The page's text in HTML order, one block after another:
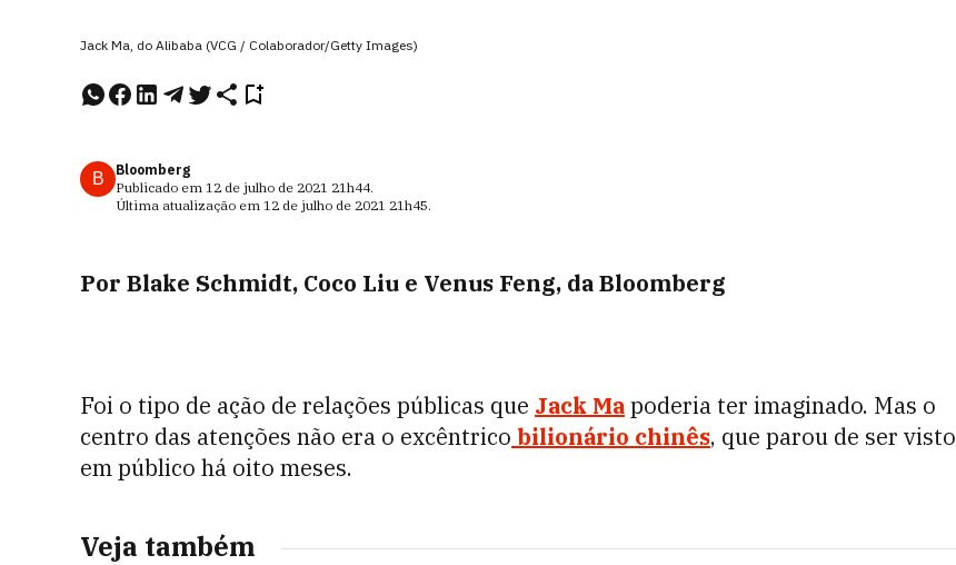
Jack Ma, do Alibaba (VCG / Colaborador/Getty Images)
B
Bloomberg
Publicado em 12 de julho de 2021 21h44.
Última atualização em 12 de julho de 2021 21h45.
Por Blake Schmidt, Coco Liu e Venus Feng, da Bloomberg
Foi o tipo de ação de relações públicas que Jack Mapoderia ter imaginado. Mas o
centro das atenções não era o excêntrico bilionário chinês, que parou de ser visto
em público há oito meses.
Veja também